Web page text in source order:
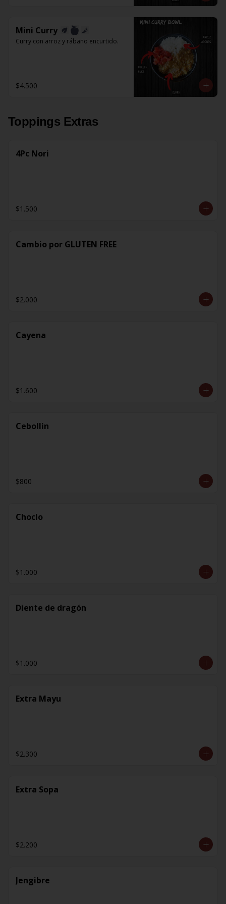
Mini Curry
Curry con arroz y rábano encurtido.
$4.500
Toppings Extras
4Pc Nori
$1.500
Cambio por GLUTEN FREE
$2.000
Cayena
$1.600
Cebollin
$800
Choclo
$1.000
Diente de dragón
$1.000
Extra Mayu
$2.300
Extra Sopa
$2.200
Jengibre